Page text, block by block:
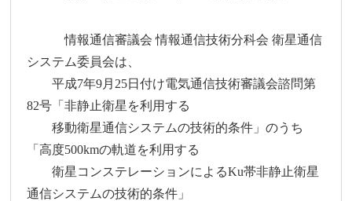
情報通信審議会 情報通信技術分科会 衛星通信
システム委員会は、
平成7年9月25日付け電気通信技術審議会諮問第
82号「非静止衛星を利用する
移動衛星通信システムの技術的条件」のうち
「高度500kmの軌道を利用する
衛星コンステレーションによるKu帯非静止衛星
通信システムの技術的条件」